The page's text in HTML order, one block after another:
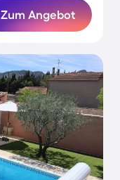
Zum Angebot